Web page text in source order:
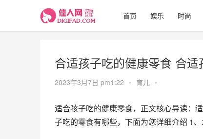
首页 娱乐 时尚
合适孩子吃的健康零食 合
2023年3月7日 pm1:22 • 育儿 •
适合孩子吃的健康零食，正文核心导读：
子吃的零食有哪些，下面为您详细介绍 1